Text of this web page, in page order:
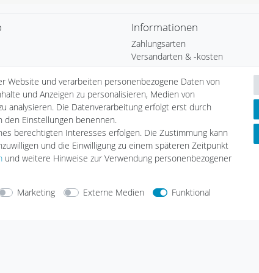
Informationen
Zahlungsarten
Versandarten & -kosten
Umwelt & Entsorgung
Auszeichnungen
Elektrofahrzeug-Liste
Wallbox24 Katalog
E-CHECK E-Mobilität Installation
Wallbox Serviceprotokoll
Solar Serviceprotokoll
Website und verarbeiten personenbezogene Daten von
und Anzeigen zu personalisieren, Medien von
analysieren. Die Datenverarbeitung erfolgt erst durch
den Einstellungen benennen.
berechtigten Interesses erfolgen. Die Zustimmung kann
und die Einwilligung zu einem späteren Zeitpunkt
und weitere Hinweise zur Verwendung personenbezogener
Marketing Externe Medien
Funktional